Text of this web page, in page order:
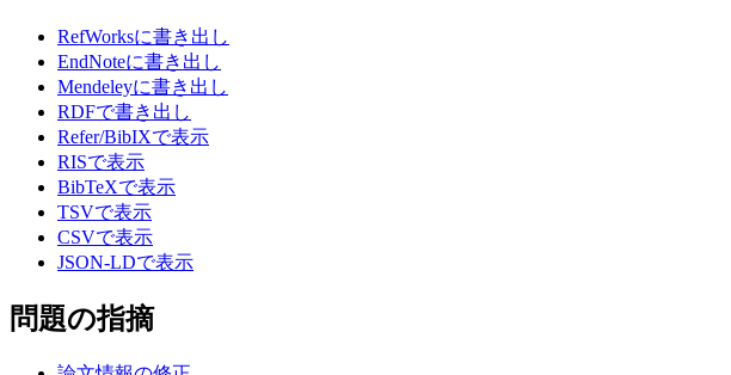
RefWorksに書き出し
EndNoteに書き出し
Mendeleyに書き出し
RDFで書き出し
Refer/BibIXで表示
RISで表示
BibTeXで表示
TSVで表示
CSVで表示
JSON-LDで表示
問題の指摘